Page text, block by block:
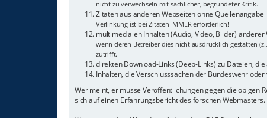
nicht zu verwechseln mit sachlicher, begründeter Kritik.
Zitaten aus anderen Webseiten ohne Quellenangabe
Verlinkung ist bei Zitaten IMMER erforderlich!
multimedialen Inhalten (Audio, Video, Bilder) anderer
wenn deren Betreiber dies nicht ausdrücklich gestatten
zutrifft.
direkten Download-Links (Deep-Links) zu Dateien,
Inhalten, die Verschlusssachen der Bundeswehr
Wer meint, er müsse Veröffentlichungen gegen die obigen
sich auf einen Erfahrungsbericht des forschen Webmasters.